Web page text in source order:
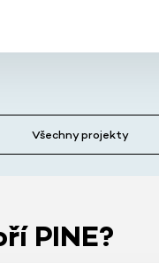
Všechny projekty
PINE?